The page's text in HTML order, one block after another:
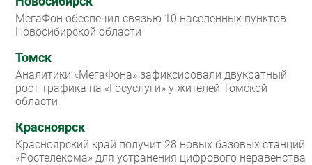
МегаФон обеспечил связью 10 населенных пунктов
Новосибирской области
Томск
Аналитики «МегаФона» зафиксировали двукратный
рост трафика на «Госуслуги» у жителей Томской
области
Красноярск
Красноярский край получит 28 новых базовых станций
«Ростелекома» для устранения цифрового неравенства